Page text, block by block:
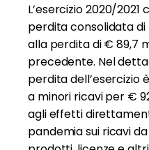
L’esercizio 2020/
perdita consolidata
alla perdita di € 89,7
precedente. Nel
perdita dell’esercizio
a minori ricavi per €
agli effetti
pandemia sui ricavi